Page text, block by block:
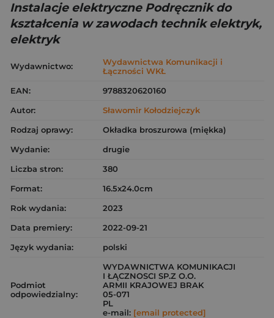
Instalacje elektryczne Podręcznik do
kształcenia w zawodach technik elektryk,
elektryk
Wydawnictwo:
Wydawnictwa Komunikacji i
Łączności WKŁ
EAN:
9788320620160
Autor:
Sławomir Kołodziejczyk
Rodzaj oprawy:
Okładka broszurowa (miękka)
Wydanie:
drugie
Liczba stron:
380
Format:
16.5x24.0cm
Rok wydania:
2023
Data premiery:
2022-09-21
Język wydania:
polski
Podmiot
odpowiedzialny:
WYDAWNICTWA KOMUNIKACJI
I ŁĄCZNOSCI SP.Z O.O.
ARMII KRAJOWEJ BRAK
05-071
PL
e-mail: [email protected]